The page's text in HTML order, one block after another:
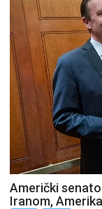
Američki
Iranom,